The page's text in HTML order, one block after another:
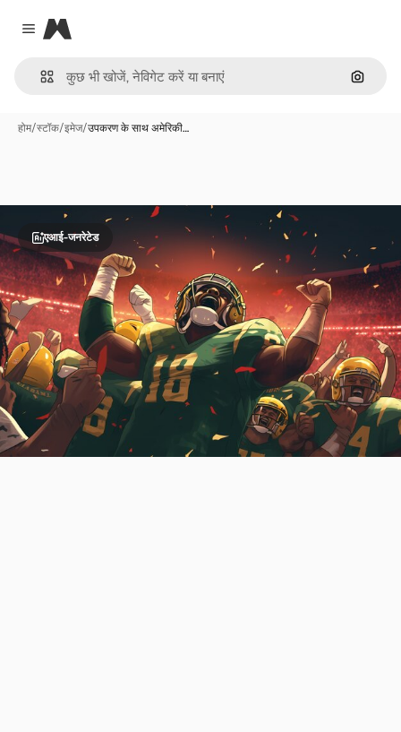
Close menu
Magnific
इमेज से
होम/स्टॉक/इमेज/उपकरण के साथ अमेरिकी…
एआई-जनरेटेड